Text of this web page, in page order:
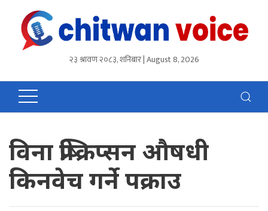
२३ श्रावण २०८३, शनिबार | August 8, 2026
विना प्रेष्क्रिप्सन औषधी
किनवेच गर्ने पक्राउ